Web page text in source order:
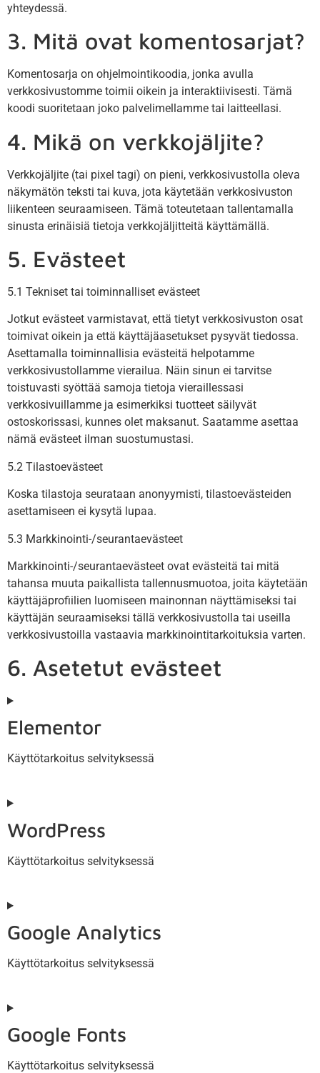
yhteydessä.
3. Mitä ovat komentosarjat?
Komentosarja on ohjelmointikoodia, jonka avulla
verkkosivustomme toimii oikein ja interaktiivisesti. Tämä
koodi suoritetaan joko palvelimellamme tai laitteellasi.
4. Mikä on verkkojäljite?
Verkkojäljite (tai pixel tagi) on pieni, verkkosivustolla oleva
näkymätön teksti tai kuva, jota käytetään verkkosivuston
liikenteen seuraamiseen. Tämä toteutetaan tallentamalla
sinusta erinäisiä tietoja verkkojäljitteitä käyttämällä.
5. Evästeet
5.1 Tekniset tai toiminnalliset evästeet
Jotkut evästeet varmistavat, että tietyt verkkosivuston osat
toimivat oikein ja että käyttäjäasetukset pysyvät tiedossa.
Asettamalla toiminnallisia evästeitä helpotamme
verkkosivustollamme vierailua. Näin sinun ei tarvitse
toistuvasti syöttää samoja tietoja vieraillessasi
verkkosivuillamme ja esimerkiksi tuotteet säilyvät
ostoskorissasi, kunnes olet maksanut. Saatamme asettaa
nämä evästeet ilman suostumustasi.
5.2 Tilastoevästeet
Koska tilastoja seurataan anonyymisti, tilastoevästeiden
asettamiseen ei kysytä lupaa.
5.3 Markkinointi-/seurantaevästeet
Markkinointi-/seurantaevästeet ovat evästeitä tai mitä
tahansa muuta paikallista tallennusmuotoa, joita käytetään
käyttäjäprofiilien luomiseen mainonnan näyttämiseksi tai
käyttäjän seuraamiseksi tällä verkkosivustolla tai useilla
verkkosivustoilla vastaavia markkinointitarkoituksia varten.
6. Asetetut evästeet
Elementor
Käyttötarkoitus selvityksessä
WordPress
Käyttötarkoitus selvityksessä
Google Analytics
Käyttötarkoitus selvityksessä
Google Fonts
Käyttötarkoitus selvityksessä